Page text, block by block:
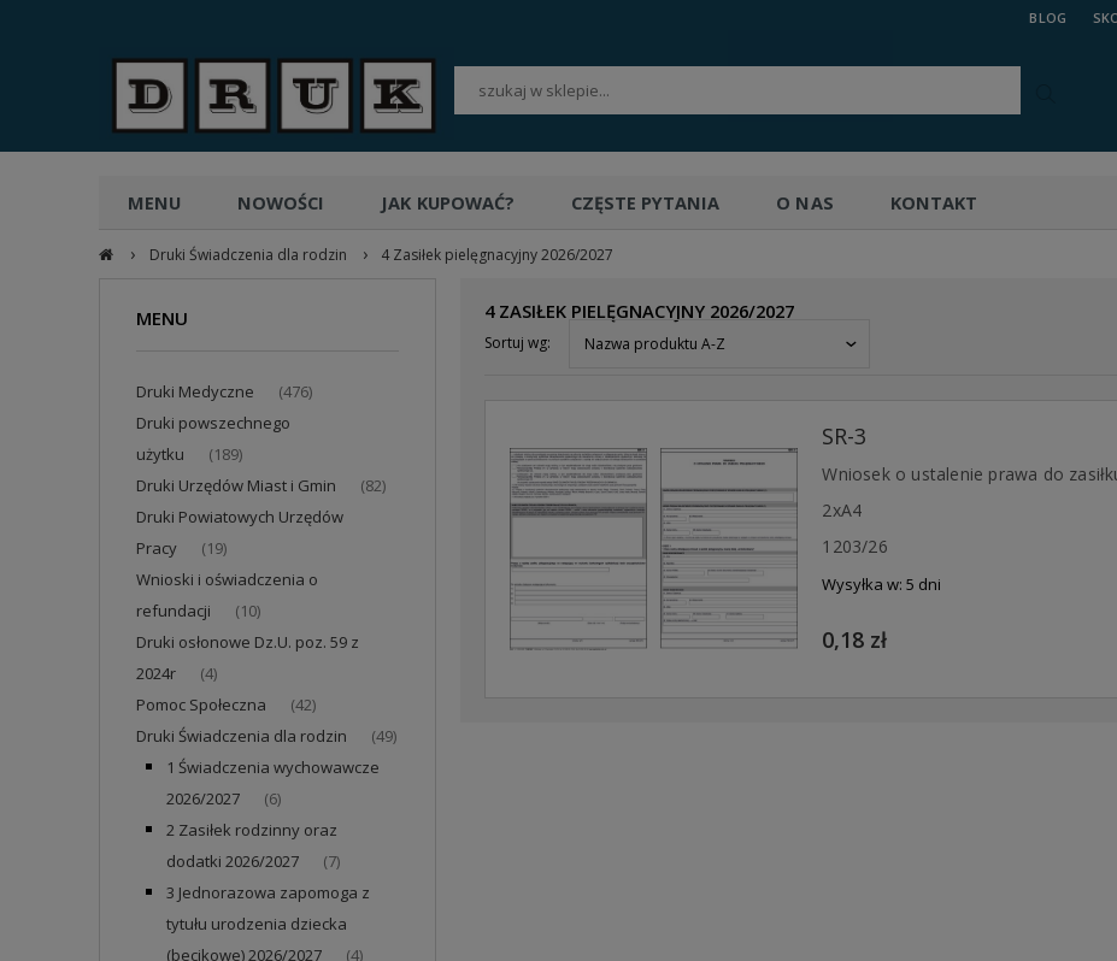
BLOG
MENU NOWOŚCI JAK KUPOWAĆ? CZĘSTE PYTANIA O NAS KONTAKT
› Druki Świadczenia dla rodzin › 4 Zasiłek pielęgnacyjny 2026/2027
MENU
Druki Medyczne (476)
Druki powszechnego
użytku
(189)
Druki Urzędów Miast i Gmin (82)
Druki Powiatowych Urzędów
Pracy
(19)
Wnioski i oświadczenia o
refundacji
(10)
Druki osłonowe Dz.U. poz. 59 z
2024r
(4)
Pomoc Społeczna (42)
Druki Świadczenia dla rodzin (49)
1 Świadczenia wychowawcze
2026/2027
(6)
2 Zasiłek rodzinny oraz
dodatki 2026/2027
(7)
3 Jednorazowa zapomoga z
tytułu urodzenia dziecka
(becikowe) 2026/2027
(4)
4 ZASIŁEK PIELĘGNACYJNY 2026/2027
Sortuj wg: Nazwa produktu A-Z
SR-3
Wniosek o ustalenie prawa do
2xA4
1203/26
Wysyłka w: 5 dni
0,18 zł